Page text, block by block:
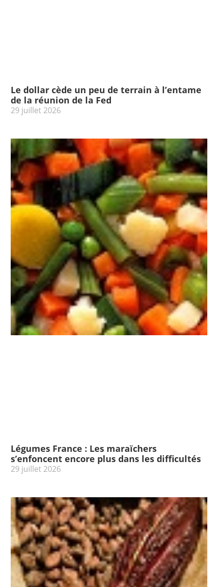
Le dollar cède un peu de terrain à l’entame
de la réunion de la Fed
29 juillet 2026
Légumes France : Les maraïchers
s’enfoncent encore plus dans les difficultés
29 juillet 2026